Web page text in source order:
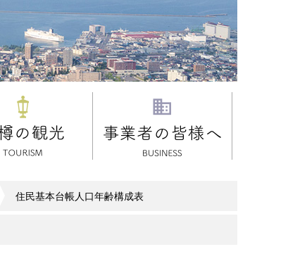
住民基本台帳人口年齢構成表